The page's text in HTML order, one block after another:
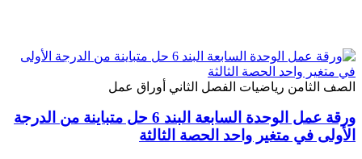
الصف الثامن رياضيات الفصل الثاني أوراق عمل
ورقة عمل الوحدة السابعة البند 6 حل متباينة من الدرجة
الأولى في متغير واحد الحصة الثالثة